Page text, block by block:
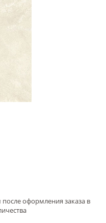
оформления заказа в